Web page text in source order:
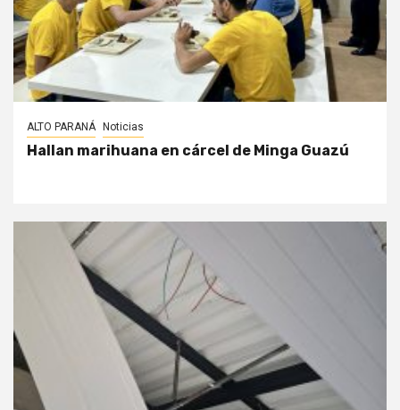
ALTO PARANÁ Noticias
Hallan marihuana en cárcel de Minga Guazú